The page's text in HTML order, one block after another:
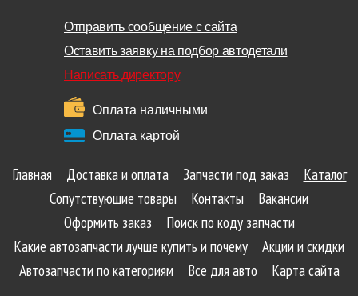
Отправить сообщение с сайта
Оставить заявку на подбор автодетали
Написать директору
Оплата наличными
Оплата картой
Главная Доставка и оплата Запчасти под заказ
Каталог
Сопутствующие товары
Контакты
Вакансии
Оформить заказ
Поиск по коду запчасти
Какие автозапчасти лучше купить и почему
Акции и скидки
Автозапчасти по категориям
Все для авто Карта сайта